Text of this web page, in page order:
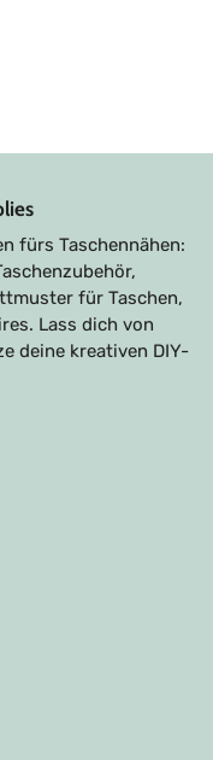
fürs Taschennähen:
für Taschen,
Lass dich von
deine kreativen DIY-